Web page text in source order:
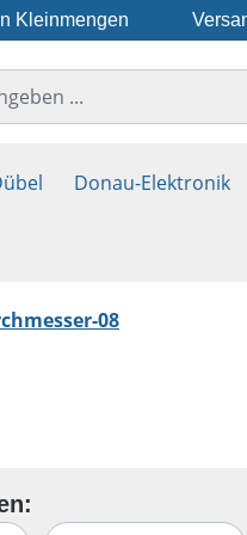
Kleinmengen
Donau-Elektronik
08